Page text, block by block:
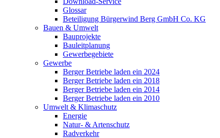
Glossar
Beteiligung Bürgerwind Berg GmbH Co. KG
Bauen & Umwelt
Bauprojekte
Bauleitplanung
Gewerbegebiete
Gewerbe
Berger Betriebe laden ein 2024
Berger Betriebe laden ein 2018
Berger Betriebe laden ein 2014
Berger Betriebe laden ein 2010
Umwelt & Klimaschutz
Energie
Natur- & Artenschutz
Radverkehr